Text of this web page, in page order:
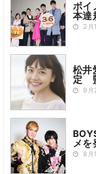
ボイ
本達
2月
松井
定
9月
メを
8月